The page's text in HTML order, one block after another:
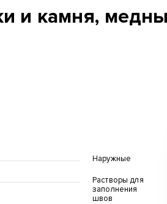
и камня,
Наружные
Растворы для
заполнения
швов